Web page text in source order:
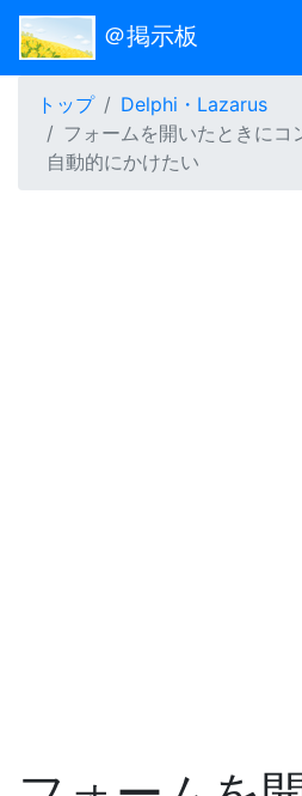
＠掲示板
トップ
Delphi・Lazarus
フォームを開いたときにコ
自動的にかけたい